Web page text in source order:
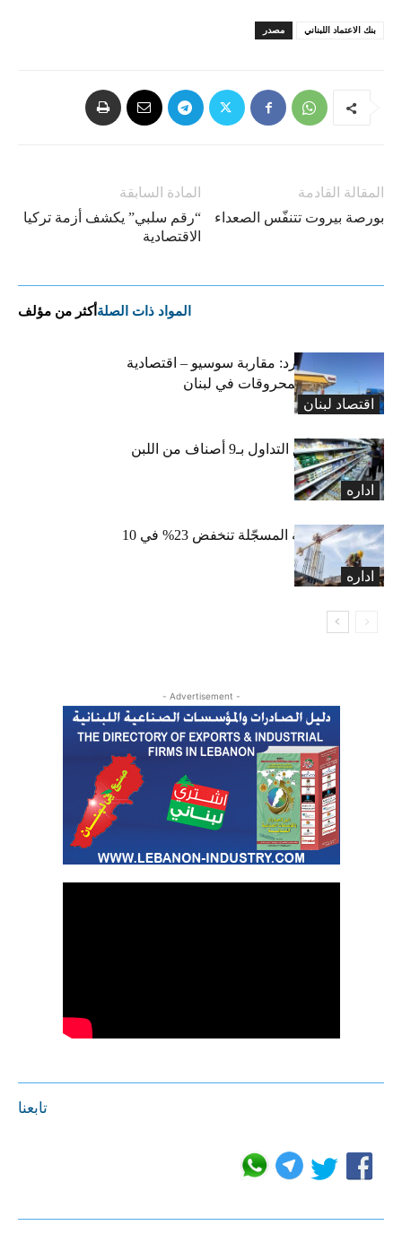
مصدر بنك الاعتماد اللبناني
المادة السابقة
“رقم سلبي” يكشف أزمة تركيا
الاقتصادية
المقالة القادمة
بورصة بيروت تتنفّس الصعداء
المواد ذات الصلة أكثر من مؤلف
اقتصاد لبنان
التضخم المستورد: مقاربة سوسيو – اقتصادية
لارتفاع أسعار المحروقات في لبنان
اداره
«الاقتصاد» تعلّق التداول بـ9 أصناف من اللبن
واللبنة
اداره
الرخص العقارية المسجّلة تنخفض 23% في 10
أشهر
- Advertisement -
تابعنا